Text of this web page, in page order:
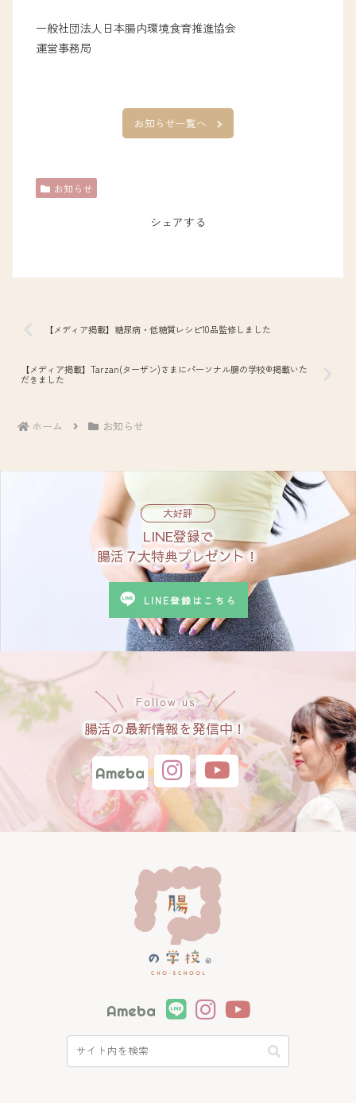
一般社団法人日本腸内環境食育推進協会
運営事務局
お知らせ一覧へ
お知らせ
シェアする
【メディア掲載】糖尿病・低糖質レシピ10品監修しました
【メディア掲載】Tarzan(ターザン)さまにパーソナル腸の学校®掲載いた
だきました
ホーム お知らせ
大好評
LINE登録で
腸活７大特典プレゼント！
LINE登録はこちら
Follow us
腸活の最新情報を発信中！
Ameba
Ameba